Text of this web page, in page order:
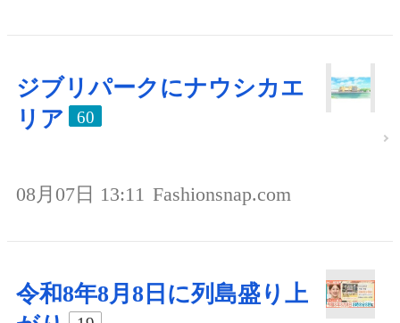
ジブリパークにナウシカエ
リア
60
08月07日 13:11 Fashionsnap.com
令和8年8月8日に列島盛り上